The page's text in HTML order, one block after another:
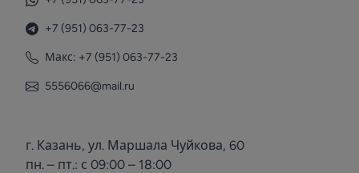
+7 (951) 063-77-23
Макс: +7 (951) 063-77-23
5556066@mail.ru
г. Казань, ул. Маршала Чуйкова, 60
пн. – пт.: с 09:00 – 18:00